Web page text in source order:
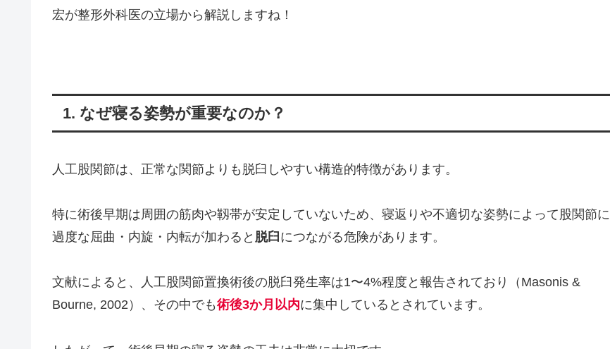
宏が整形外科医の立場から解説しますね！
1. なぜ寝る姿勢が重要なのか？
人工股関節は、正常な関節よりも脱臼しやすい構造的特徴があります。
特に術後早期は周囲の筋肉や靱帯が安定していないため、寝返りや不適切な姿勢によって股関節に
過度な屈曲・内旋・内転が加わると 脱臼 につながる危険があります。
文献によると、人工股関節置換術後の脱臼発生率は1〜4%程度と報告されており（Masonis &
Bourne, 2002）、その中でも術後3か月以内に集中しているとされています。